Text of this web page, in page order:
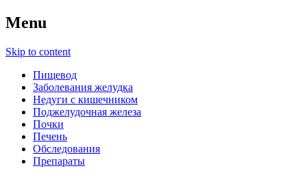
Menu
Skip to content
Пищевод
Заболевания желудка
Недуги с кишечником
Поджелудочная железа
Почки
Печень
Обследования
Препараты